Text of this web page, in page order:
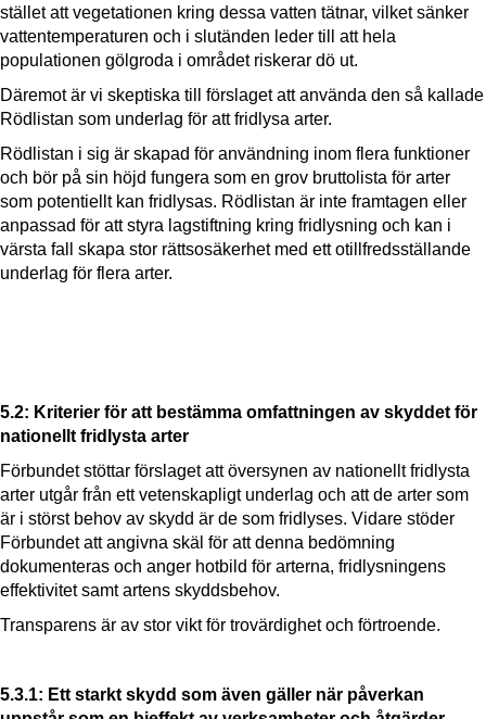
stället att vegetationen kring dessa vatten tätnar, vilket sänker
vattentemperaturen och i slutänden leder till att hela
populationen gölgroda i området riskerar dö ut.
Däremot är vi skeptiska till förslaget att använda den så kallade
Rödlistan som underlag för att fridlysa arter.
Rödlistan i sig är skapad för användning inom flera funktioner
och bör på sin höjd fungera som en grov bruttolista för arter
som potentiellt kan fridlysas. Rödlistan är inte framtagen eller
anpassad för att styra lagstiftning kring fridlysning och kan i
värsta fall skapa stor rättsosäkerhet med ett otillfredsställande
underlag för flera arter.
5.2: Kriterier för att bestämma omfattningen av skyddet för
nationellt fridlysta arter
Förbundet stöttar förslaget att översynen av nationellt fridlysta
arter utgår från ett vetenskapligt underlag och att de arter som
är i störst behov av skydd är de som fridlyses. Vidare stöder
Förbundet att angivna skäl för att denna bedömning
dokumenteras och anger hotbild för arterna, fridlysningens
effektivitet samt artens skyddsbehov.
Transparens är av stor vikt för trovärdighet och förtroende.
5.3.1: Ett starkt skydd som även gäller när påverkan